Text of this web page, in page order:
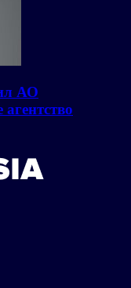
АО